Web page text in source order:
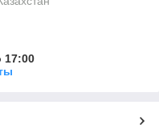
17:00